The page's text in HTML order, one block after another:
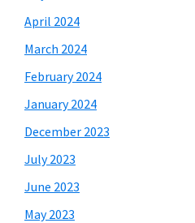
April 2024
March 2024
February 2024
January 2024
December 2023
July 2023
June 2023
May 2023